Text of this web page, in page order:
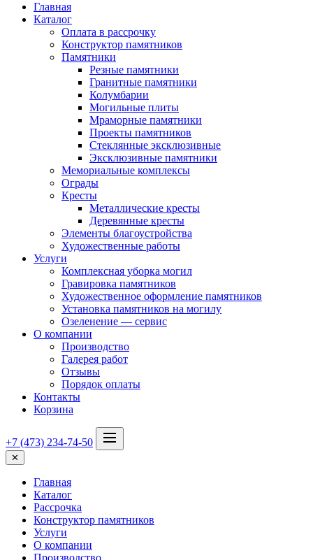
Главная
Каталог
Оплата в рассрочку
Конструктор памятников
Памятники
Резные памятники
Гранитные памятники
Колумбарии
Могильные плиты
Мраморные памятники
Проекты памятников
Стеклянные эксклюзивные
Эксклюзивные памятники
Мемориальные комплексы
Ограды
Кресты
Металлические кресты
Деревянные кресты
Элементы благоустройства
Художественные работы
Услуги
Комплексная уборка могил
Гравировка памятников
Художественное оформление памятников
Установка памятников на могилу
Озеленение — сервис
О компании
Производство
Галерея работ
Отзывы
Порядок оплаты
Контакты
Корзина
+7 (473) 234-74-50
✕
Главная
Каталог
Рассрочка
Конструктор памятников
Услуги
О компании
Производство